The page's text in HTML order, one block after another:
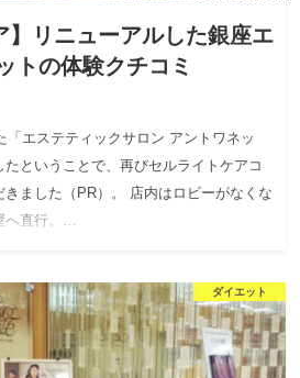
】リニューアルした銀座エ
トの体験クチコミ
「エステティックサロン アントワネッ
たということで、再びセルライトケアコ
ました（PR）。 店内はロビーがなくな
へ直行。…
ダイエット